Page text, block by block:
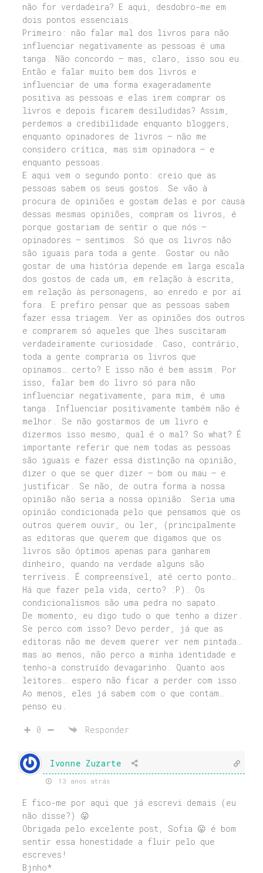
não for verdadeira? E aqui, desdobro-me em
dois pontos essenciais.
Primeiro: não falar mal dos livros para não
influenciar negativamente as pessoas é uma
tanga. Não concordo – mas, claro, isso sou eu.
Então e falar muito bem dos livros e
influenciar de uma forma exageradamente
positiva as pessoas e elas irem comprar os
livros e depois ficarem desiludidas? Assim,
perdemos a credibilidade enquanto bloggers,
enquanto opinadores de livros – não me
considero crítica, mas sim opinadora – e
enquanto pessoas.
E aqui vem o segundo ponto: creio que as
pessoas sabem os seus gostos. Se vão à
procura de opiniões e gostam delas e por causa
dessas mesmas opiniões, compram os livros, é
porque gostariam de sentir o que nós –
opinadores – sentimos. Só que os livros não
são iguais para toda a gente. Gostar ou não
gostar de uma história depende em larga escala
dos gostos de cada um, em relação à escrita,
em relação às personagens, ao enredo e por aí
fora. E prefiro pensar que as pessoas sabem
fazer essa triagem. Ver as opiniões dos outros
e comprarem só aqueles que lhes suscitaram
verdadeiramente curiosidade. Caso, contrário,
toda a gente compraria os livros que
opinamos… certo? E isso não é bem assim. Por
isso, falar bem do livro só para não
influenciar negativamente, para mim, é uma
tanga. Influenciar positivamente também não é
melhor. Se não gostarmos de um livro e
dizermos isso mesmo, qual é o mal? So what? É
importante referir que nem todas as pessoas
são iguais e fazer essa distinção na opinião,
dizer o que se quer dizer – bom ou mau – e
justificar. Se não, de outra forma a nossa
opinião não seria a nossa opinião. Seria uma
opinião condicionada pelo que pensamos que os
outros querem ouvir, ou ler, (principalmente
as editoras que querem que digamos que os
livros são óptimos apenas para ganharem
dinheiro, quando na verdade alguns são
terríveis. É compreensível, até certo ponto…
Há que fazer pela vida, certo? :P). Os
condicionalismos são uma pedra no sapato.
De momento, eu digo tudo o que tenho a dizer.
Se perco com isso? Devo perder, já que as
editoras não me devem querer ver nem pintada…
mas ao menos, não perco a minha identidade e
tenho-a construído devagarinho. Quanto aos
leitores… espero não ficar a perder com isso.
Ao menos, eles já sabem com o que contam…
penso eu.
0 Responder
Ivonne Zuzarte
13 anos atrás
E fico-me por aqui que já escrevi demais (eu
não disse?) 😛
Obrigada pelo excelente post, Sofia 😛 é bom
sentir essa honestidade a fluir pelo que
escreves!
Bjnho*